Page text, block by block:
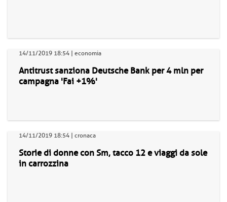
14/11/2019 18:54 | economia
Antitrust sanziona Deutsche Bank per 4 mln per
campagna 'Fai +1%'
14/11/2019 18:54 | cronaca
Storie di donne con Sm, tacco 12 e viaggi da sole
in carrozzina